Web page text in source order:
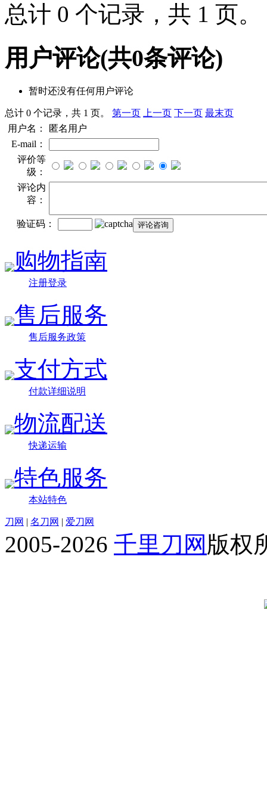
总计 0 个记录，共 1 页。
用户评论(共0条评论)
暂时还没有任何用户评论
总计 0 个记录，共 1 页。 第一页 上一页 下一页 最末页
用户名：
匿名用户
E-mail：
评价等
级：
评论内
容：
验证码：
购物指南
注册登录
售后服务
售后服务政策
支付方式
付款详细说明
物流配送
快递运输
特色服务
本站特色
刀网 | 名刀网 | 爱刀网
2005-2026 千里刀网 版权